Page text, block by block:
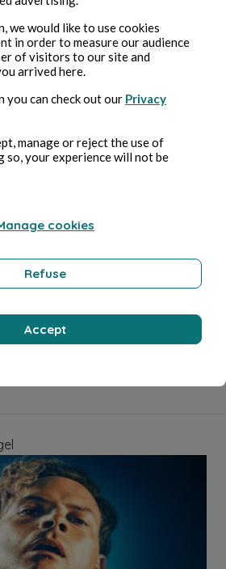
we would like to use cookies
in order to measure our audience
of visitors to our site and
arrived here.
you can check out our Privacy
manage or reject the use of
so, your experience will not be
cookies
Refuse
Accept